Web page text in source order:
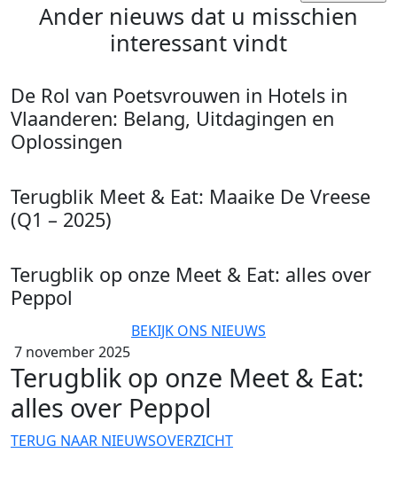
Ander nieuws dat u misschien
interessant vindt
De Rol van Poetsvrouwen in Hotels in
Vlaanderen: Belang, Uitdagingen en
Oplossingen
Terugblik Meet & Eat: Maaike De Vreese
(Q1 – 2025)
Terugblik op onze Meet & Eat: alles over
Peppol
BEKIJK ONS NIEUWS
7 november 2025
Terugblik op onze Meet & Eat:
alles over Peppol
TERUG NAAR NIEUWSOVERZICHT